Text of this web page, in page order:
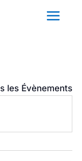
les Évènements